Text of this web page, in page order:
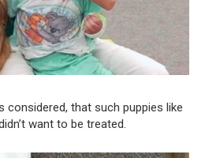
that such puppies like
want to be treated.